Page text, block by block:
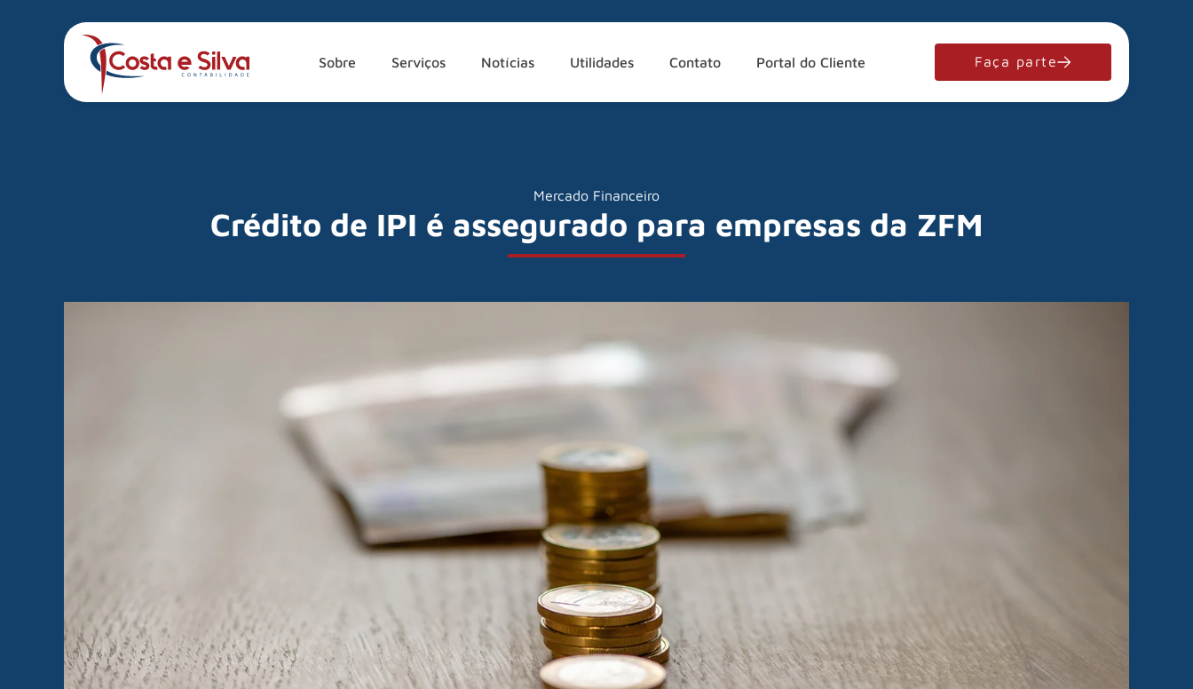
Sobre Serviços Notícias Utilidades Contato Portal do Cliente Faça parte
Mercado Financeiro
Crédito de IPI é assegurado para empresas da ZFM